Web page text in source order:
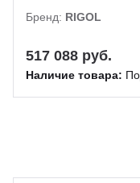
Бренд: RIGOL
517 088 руб.
Наличие товара: